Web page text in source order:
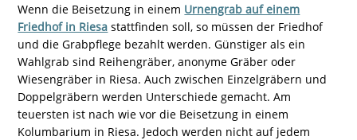
Wenn die Beisetzung in einem Urnengrab auf einem
Friedhof in Riesa stattfinden soll, so müssen der Friedhof
und die Grabpflege bezahlt werden. Günstiger als ein
Wahlgrab sind Reihengräber, anonyme Gräber oder
Wiesengräber in Riesa. Auch zwischen Einzelgräbern und
Doppelgräbern werden Unterschiede gemacht. Am
teuersten ist nach wie vor die Beisetzung in einem
Kolumbarium in Riesa. Jedoch werden nicht auf jedem